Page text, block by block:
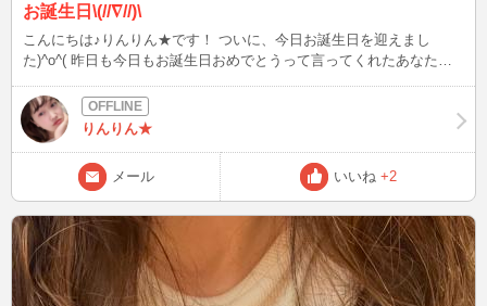
お誕生日\(//∇//)\
こんにちは♪りんりん★です！ ついに、今日お誕生日を迎えまし
た)^o^( 昨日も今日もお誕生日おめでとうって言ってくれたあなたに
を過ごせました♪ これから準備して、お出かけするのですが夜またin
出来たらしようと思います！ 帰りが何時になるかまだ分からないの
で、分かり次第お知らせしますね！ 豊富としては、毎日楽しく過ご
せたらいいかなと思っています♪ では、今日お仕事の方もお休みの方
も良き一日になりますように\(//∇//)\
りんりん★
メール いいね +2